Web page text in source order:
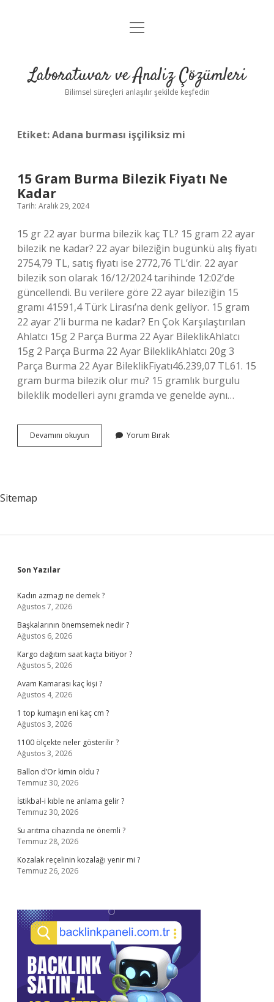
Anasayfa
Yasal Uyarı
menüyü
Laboratuvar ve Analiz Çözümleri
Bilimsel süreçleri anlaşılır şekilde keşfedin
Etiket:Adana burması işçiliksiz mi
15 Gram Burma Bilezik Fiyatı Ne
Kadar
Tarih: Aralık 29, 2024
15 gr 22 ayar burma bilezik kaç TL? 15 gram 22 ayar
bilezik ne kadar? 22 ayar bileziğin bugünkü alış fiyatı
2754,79 TL, satış fiyatı ise 2772,76 TL’dir. 22 ayar
bilezik son olarak 16/12/2024 tarihinde 12:02’de
güncellendi. Bu verilere göre 22 ayar bileziğin 15
gramı 41591,4 Türk Lirası’na denk geliyor. 15 gram
22 ayar 2’li burma ne kadar? En Çok Karşılaştırılan
Ahlatcı 15g 2 Parça Burma 22 Ayar BileklikAhlatcı
15g 2 Parça Burma 22 Ayar BileklikAhlatcı 20g 3
Parça Burma 22 Ayar BileklikFiyatı46.239,07 TL61. 15
gram burma bilezik olur mu? 15 gramlık burgulu
bileklik modelleri aynı gramda ve genelde aynı…
Devamını okuyun
Gram
Yorum Bırak
Sitemap
Sidebar
Son Yazılar
Kadın azmagı ne demek ?
Ağustos 7, 2026
Başkalarının önemsemek nedir ?
Ağustos 6, 2026
Kargo dağıtım saat kaçta bitiyor ?
Ağustos 5, 2026
Avam Kamarası kaç kişi ?
Ağustos 4, 2026
1 top kumaşın eni kaç cm ?
Ağustos 3, 2026
1100 ölçekte neler gösterilir ?
Ağustos 3, 2026
Ballon d’Or kimin oldu ?
Temmuz 30, 2026
İstikbal-i kıble ne anlama gelir ?
Temmuz 30, 2026
Su arıtma cihazında ne önemli ?
Temmuz 28, 2026
Kozalak reçelinin kozalağı yenir mi ?
Temmuz 26, 2026